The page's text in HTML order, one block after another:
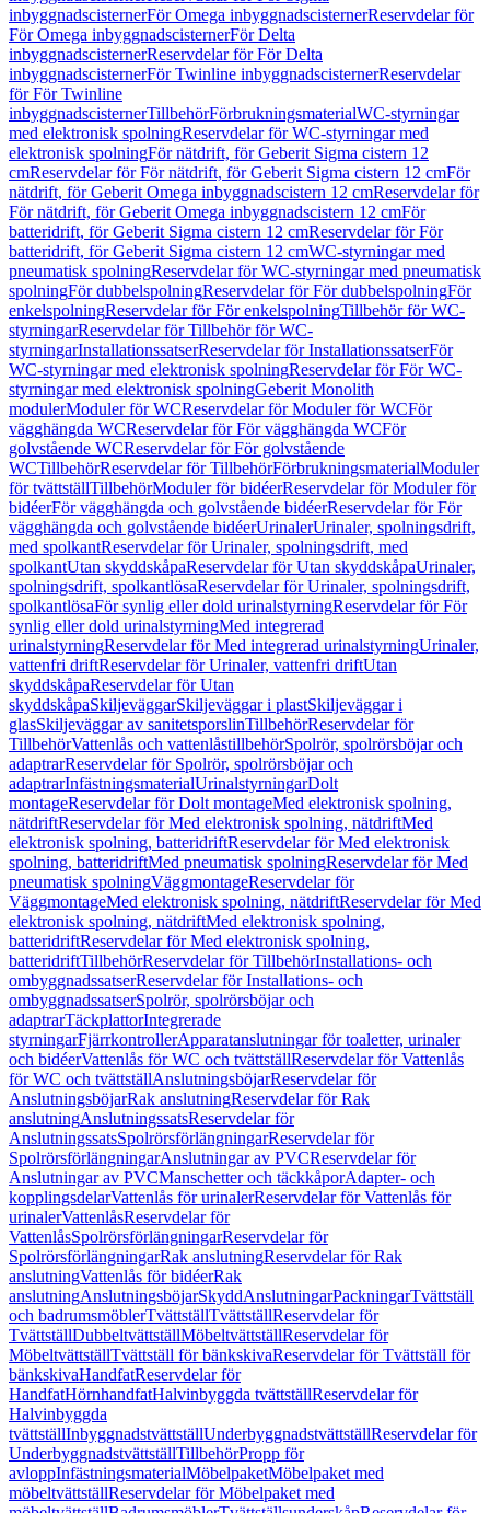
inbyggnadscisternerFör Omega inbyggnadscisternerReservdelar för
För Omega inbyggnadscisternerFör Delta
inbyggnadscisternerReservdelar för För Delta
inbyggnadscisternerFör Twinline inbyggnadscisternerReservdelar
för För Twinline
inbyggnadscisternerTillbehörFörbrukningsmaterialWC-styrningar
med elektronisk spolningReservdelar för WC-styrningar med
elektronisk spolningFör nätdrift, för Geberit Sigma cistern 12
cmReservdelar för För nätdrift, för Geberit Sigma cistern 12 cmFör
nätdrift, för Geberit Omega inbyggnadscistern 12 cmReservdelar för
För nätdrift, för Geberit Omega inbyggnadscistern 12 cmFör
batteridrift, för Geberit Sigma cistern 12 cmReservdelar för För
batteridrift, för Geberit Sigma cistern 12 cmWC-styrningar med
pneumatisk spolningReservdelar för WC-styrningar med pneumatisk
spolningFör dubbelspolningReservdelar för För dubbelspolningFör
enkelspolningReservdelar för För enkelspolningTillbehör för WC-
styrningarReservdelar för Tillbehör för WC-
styrningarInstallationssatserReservdelar för InstallationssatserFör
WC-styrningar med elektronisk spolningReservdelar för För WC-
styrningar med elektronisk spolningGeberit Monolith
modulerModuler för WCReservdelar för Moduler för WCFör
vägghängda WCReservdelar för För vägghängda WCFör
golvstående WCReservdelar för För golvstående
WCTillbehörReservdelar för TillbehörFörbrukningsmaterialModuler
för tvättställTillbehörModuler för bidéerReservdelar för Moduler för
bidéerFör vägghängda och golvstående bidéerReservdelar för För
vägghängda och golvstående bidéerUrinalerUrinaler, spolningsdrift,
med spolkantReservdelar för Urinaler, spolningsdrift, med
spolkantUtan skyddskåpaReservdelar för Utan skyddskåpaUrinaler,
spolningsdrift, spolkantlösaReservdelar för Urinaler, spolningsdrift,
spolkantlösaFör synlig eller dold urinalstyrningReservdelar för För
synlig eller dold urinalstyrningMed integrerad
urinalstyrningReservdelar för Med integrerad urinalstyrningUrinaler,
vattenfri driftReservdelar för Urinaler, vattenfri driftUtan
skyddskåpaReservdelar för Utan
skyddskåpaSkiljeväggarSkiljeväggar i plastSkiljeväggar i
glasSkiljeväggar av sanitetsporslinTillbehörReservdelar för
TillbehörVattenlås och vattenlåstillbehörSpolrör, spolrörsböjar och
adaptrarReservdelar för Spolrör, spolrörsböjar och
adaptrarInfästningsmaterialUrinalstyrningarDolt
montageReservdelar för Dolt montageMed elektronisk spolning,
nätdriftReservdelar för Med elektronisk spolning, nätdriftMed
elektronisk spolning, batteridriftReservdelar för Med elektronisk
spolning, batteridriftMed pneumatisk spolningReservdelar för Med
pneumatisk spolningVäggmontageReservdelar för
VäggmontageMed elektronisk spolning, nätdriftReservdelar för Med
elektronisk spolning, nätdriftMed elektronisk spolning,
batteridriftReservdelar för Med elektronisk spolning,
batteridriftTillbehörReservdelar för TillbehörInstallations- och
ombyggnadssatserReservdelar för Installations- och
ombyggnadssatserSpolrör, spolrörsböjar och
adaptrarTäckplattorIntegrerade
styrningarFjärrkontrollerApparatanslutningar för toaletter, urinaler
och bidéerVattenlås för WC och tvättställReservdelar för Vattenlås
för WC och tvättställAnslutningsböjarReservdelar för
AnslutningsböjarRak anslutningReservdelar för Rak
anslutningAnslutningssatsReservdelar för
AnslutningssatsSpolrörsförlängningarReservdelar för
SpolrörsförlängningarAnslutningar av PVCReservdelar för
Anslutningar av PVCManschetter och täckkåporAdapter- och
kopplingsdelarVattenlås för urinalerReservdelar för Vattenlås för
urinalerVattenlåsReservdelar för
VattenlåsSpolrörsförlängningarReservdelar för
SpolrörsförlängningarRak anslutningReservdelar för Rak
anslutningVattenlås för bidéerRak
anslutningAnslutningsböjarSkyddAnslutningarPackningarTvättställ
och badrumsmöblerTvättställTvättställReservdelar för
TvättställDubbeltvättställMöbeltvättställReservdelar för
MöbeltvättställTvättställ för bänkskivaReservdelar för Tvättställ för
bänkskivaHandfatReservdelar för
HandfatHörnhandfatHalvinbyggda tvättställReservdelar för
Halvinbyggda
tvättställInbyggnadstvättställUnderbyggnadstvättställReservdelar för
UnderbyggnadstvättställTillbehörPropp för
avloppInfästningsmaterialMöbelpaketMöbelpaket med
möbeltvättställReservdelar för Möbelpaket med